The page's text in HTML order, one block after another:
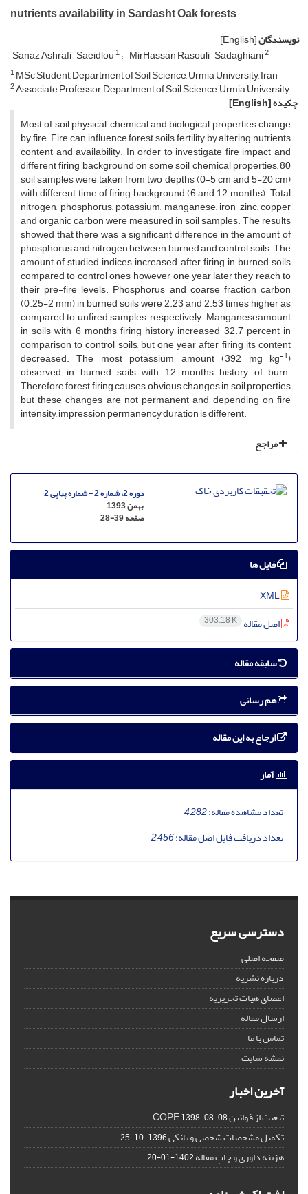
nutrients availability in Sardasht Oak forests
نویسندگان[English]
Sanaz Ashrafi-Saeidlou1 MirHassan Rasouli-Sadaghiani2
1MSc Student, Department of Soil Science, Urmia University, Iran
2Associate Professor, Department of Soil Science, Urmia University
چکیده[English]
Most of soil physical, chemical and biological properties change
by fire. Fire can influence forest soils fertility by altering nutrients
content and availability. In order to investigate fire impact and
different firing background on some soil chemical properties, 80
soil samples were taken from two depths (0-5 cm and 5-20 cm)
with different time of firing background (6 and 12 months). Total
nitrogen, phosphorus, potassium, manganese, iron, zinc, copper
and organic carbon were measured in soil samples. The results
showed that there was a significant difference in the amount of
phosphorus and nitrogen between burned and control soils. The
amount of studied indices increased after firing in burned soils
compared to control ones, however one year later they reach to
their pre-fire levels. Phosphorus and coarse fraction carbon
(0.25-2 mm) in burned soils were 2.23 and 2.53 times higher as
compared to unfired samples, respectively. Manganeseamount
in soils with 6 months firing history increased 32.7 percent in
comparison to control soils, but one year after firing its content
decreased. The most potassium amount (392 mg kg-1)
observed in burned soils with 12 months history of burn.
Therefore forest firing causes obvious changes in soil properties
but these changes are not permanent and depending on fire
intensity, impression permanency duration is different.
مراجع
دوره 2، شماره 2 - شماره پیاپی 2
بهمن 1393
صفحه28-39
فایل ها
اصل مقاله 303.18 K
سابقه مقاله
هم رسانی
ارجاع به این مقاله
آمار
تعداد مشاهده مقاله:4,282
تعداد دریافت فایل اصل مقاله:2,456
دسترسی سریع
صفحه اصلی
درباره نشریه
اعضای هیات تحریریه
ارسال مقاله
تماس با ما
نقشه سایت
آخرین اخبار
تبعیت از قوانین COPE1398-08-08
تکمیل مشخصات شخصی و بانکی1396-10-25
هزینه داوری و چاپ مقاله1402-01-20